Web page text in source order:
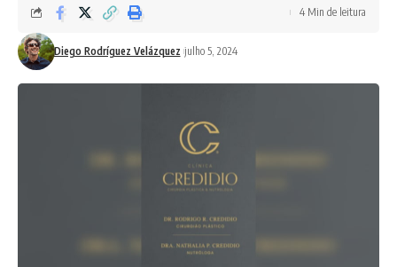
Diego Rodríguez Velázquez julho 5, 2024
4 Min de leitura